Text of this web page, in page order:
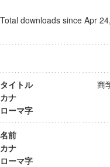
Total downloads since Apr
タイトル
商
カナ
ローマ字
名前
カナ
ローマ字